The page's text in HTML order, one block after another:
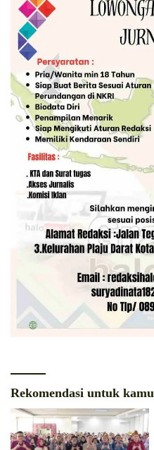
Rekomendasi untuk kamu